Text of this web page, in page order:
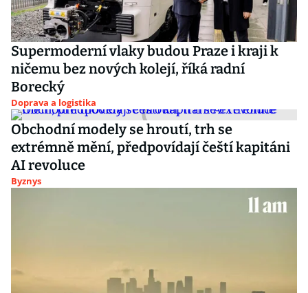
Supermoderní vlaky budou Praze i kraji k
ničemu bez nových kolejí, říká radní
Borecký
Doprava a logistika
Obchodní modely se hroutí, trh se
extrémně mění, předpovídají čeští kapitáni
AI revoluce
Byznys